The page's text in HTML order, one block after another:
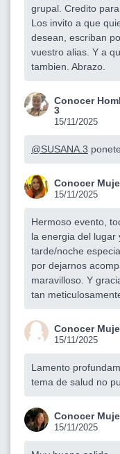
grupal. Credito para
Los invito a que
desean, escriban
vuestro alias. Y a
tambien. Abrazo.
Conocer
3
15/11/2025
@SUSANA.3
Conocer
15/11/2025
Hermoso evento,
la energia del lugar
tarde/noche
por dejarnos
maravilloso. Y
tan
Conocer
15/11/2025
Lamento
tema de salud no
Conocer
15/11/2025